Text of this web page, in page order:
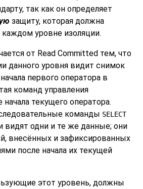
так как он определяет
защиту, которая должна
каждом уровне изоляции.
от Read Committed тем, что
данного уровня видит снимок
первого оператора в
команд управления
начала текущего оператора.
команды SELECT
видят одни и те же данные; они
внесённых и зафиксированных
после начала их текущей
этот уровень, должны